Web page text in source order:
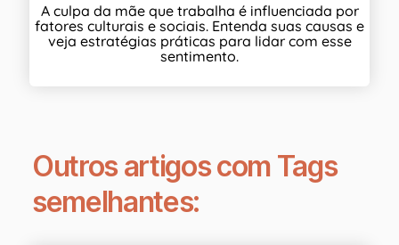
A culpa da mãe que trabalha é influenciada por
fatores culturais e sociais. Entenda suas causas e
veja estratégias práticas para lidar com esse
sentimento.
Outros artigos com Tags
semelhantes: